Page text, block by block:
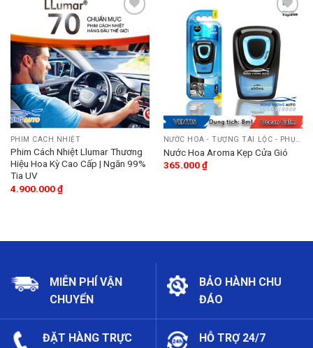
to
wishlist
PHIM CÁCH NHIỆT
Phim Cách Nhiệt Llumar Thương
Hiệu Hoa Kỳ Cao Cấp | Ngăn 99%
Tia UV
4.900.000₫
to
wishlist
NƯỚC HOA - TƯỢNG TÀI LỘC - PHỤ KIỆN
Nước Hoa Aroma Kẹp Cửa Gió
365.000₫
MIỄN PHÍ VẬN
CHUYỂN
BẢO HÀNH CHU
ĐÁO
ĐẶT HÀNG TRỰC
HỖ TRỢ 24/7